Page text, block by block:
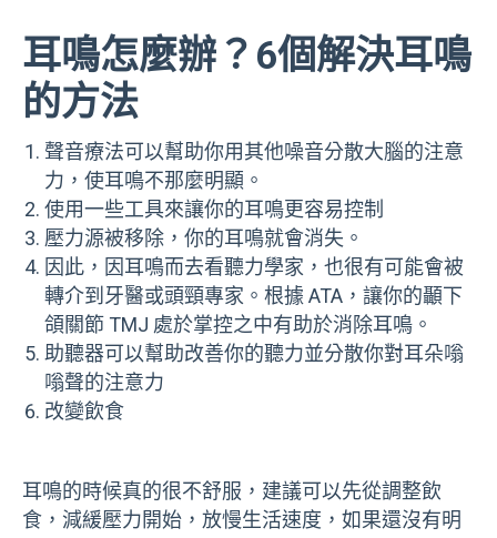
耳鳴怎麼辦？6個解決耳鳴
的方法
聲音療法可以幫助你用其他噪音分散大腦的注意
力，使耳鳴不那麼明顯。
使用一些工具來讓你的耳鳴更容易控制
壓力源被移除，你的耳鳴就會消失。
因此，因耳鳴而去看聽力學家，也很有可能會被
轉介到牙醫或頭頸專家。根據 ATA，讓你的顳下
頜關節 TMJ 處於掌控之中有助於消除耳鳴。
助聽器可以幫助改善你的聽力並分散你對耳朵嗡
嗡聲的注意力
改變飲食
耳鳴的時候真的很不舒服，建議可以先從調整飲
食，減緩壓力開始，放慢生活速度，如果還沒有明